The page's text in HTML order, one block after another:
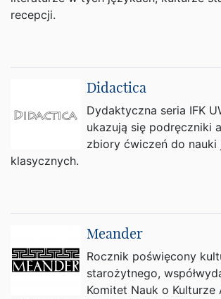
recepcji.
Didactica
Dydaktyczna seria IFK
ukazują się podręczniki
zbiory ćwiczeń do nauki
klasycznych.
Meander
Rocznik poświęcony
starożytnego,
Komitet Nauk o Kulturze